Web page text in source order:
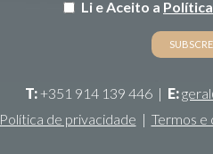
Li e Aceito a
T:+351 914 139 446 | E:
Política de privacidade | Termos e